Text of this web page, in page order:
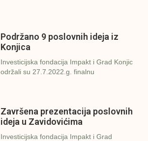
Podržano 9 poslovnih ideja iz
Konjica
Investicijska fondacija Impakt i Grad Konjic
održali su 27.7.2022.g. finalnu
Završena prezentacija poslovnih
ideja u Zavidovićima
Investicijska fondacija Impakt i Grad